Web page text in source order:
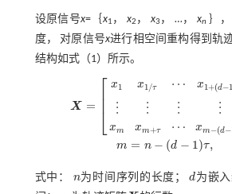
设原信号x=｛ x1 ， x2 ， x3 ， …， xn ｝
度， 对原信号x进行相空间重构得到轨
结构如式（1） 所示。
X = ⎡
⎣
⎢⎢
x1
⋮
xm
x1/τ
⋮
xm+τ
⋯
⋮
⋯
x1+(d−
⋮
xm−(d−
X= 1x ⋯ - ⋮ mx
m = n − (d − 1)τ,
m= n- d- 1)τ ,
式中： n
n为时间序列的长度； d
d 为嵌